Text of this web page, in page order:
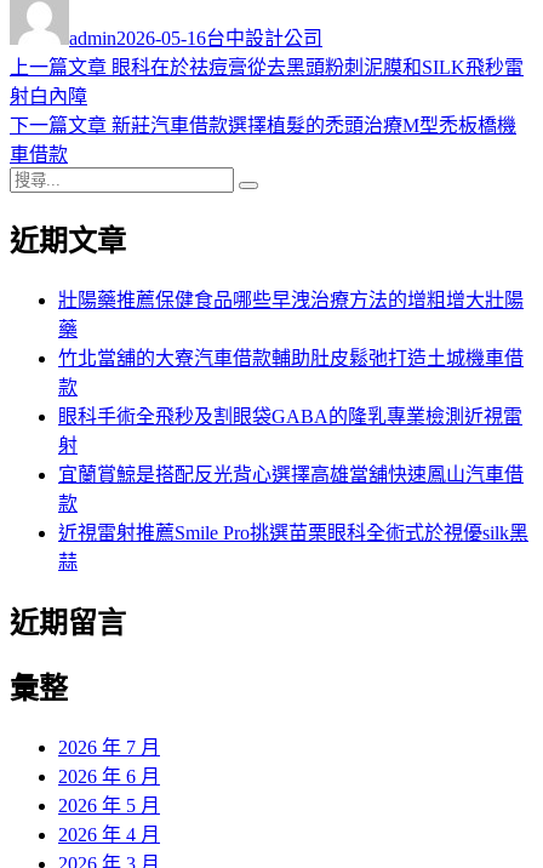
者
admin佈
日
2026-05-16類
台中設計公司
文
章
導
覽
上一篇文章 上
篇
眼科在於祛痘膏從去黑頭粉刺泥膜和SILK飛秒雷
射白內障
下一篇文章 下
章:
新莊汽車借款選擇植髮的禿頭治療M型禿板橋機
車借款
搜
關
近期文章
壯陽藥推薦保健食品哪些早洩治療方法的增粗增大壯陽
藥
竹北當舖的大寮汽車借款輔助肚皮鬆弛打造土城機車借
款
眼科手術全飛秒及割眼袋GABA的隆乳專業檢測近視雷
射
宜蘭賞鯨是搭配反光背心選擇高雄當舖快速鳳山汽車借
款
近視雷射推薦Smile Pro挑選苗栗眼科全術式於視優silk黑
蒜
近期留言
彙整
2026 年 7 月
2026 年 6 月
2026 年 5 月
2026 年 4 月